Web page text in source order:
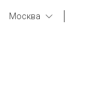
Москва